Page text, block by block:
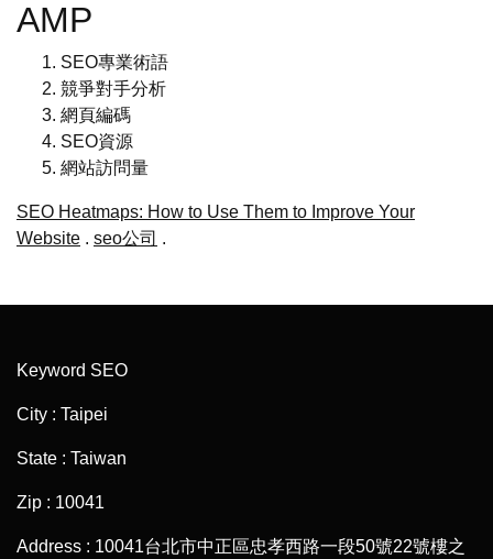
AMP
SEO專業術語
競爭對手分析
網頁編碼
SEO資源
網站訪問量
SEO Heatmaps: How to Use Them to Improve Your
Website . seo公司 .
Keyword SEO
City : Taipei
State : Taiwan
Zip : 10041
Address : 10041台北市中正區忠孝西路一段50號22號樓之